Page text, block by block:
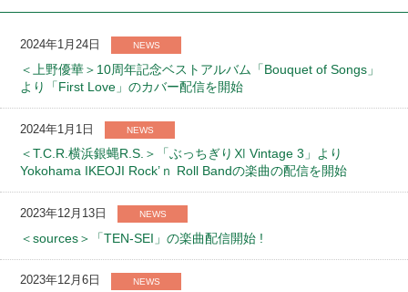
2024年1月24日 NEWS
＜上野優華＞10周年記念ベストアルバム「Bouquet of Songs」
より「First Love」のカバー配信を開始
2024年1月1日 NEWS
＜T.C.R.横浜銀蝿R.S.＞「ぶっちぎりⅪ Vintage 3」より
Yokohama IKEOJI Rock’ｎ Roll Bandの楽曲の配信を開始
2023年12月13日 NEWS
＜sources＞「TEN-SEI」の楽曲配信開始 !
2023年12月6日 NEWS